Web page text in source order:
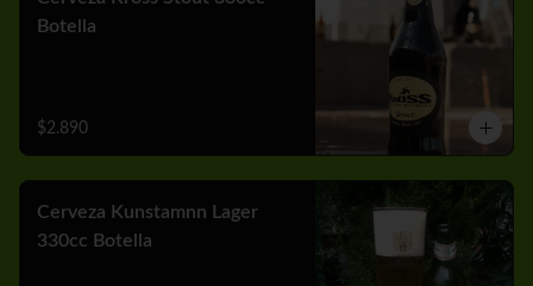
Botella
$2.890
Cerveza Kunstamnn Lager
330cc Botella